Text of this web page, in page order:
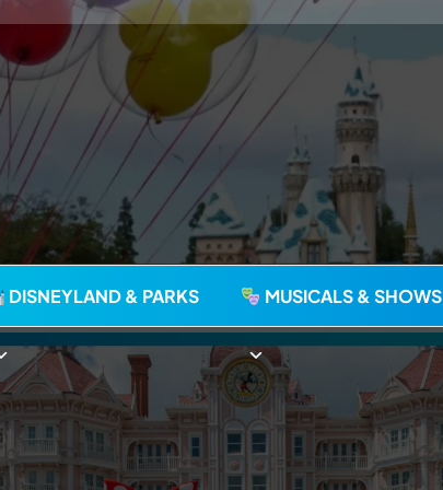
seit 2006
DISNEYLAND & PARKS MUSICALS & SHOWS